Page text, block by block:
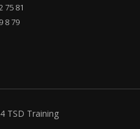
75 81
8 79
TSD Training